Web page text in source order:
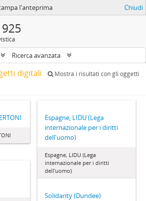
l'anteprima Chiudi
Ricerca avanzata
digitali
Mostra i risultati con gli oggetti
Espagne, LIDU (Lega
internazionale per i diritti
dell'uomo)
Espagne, LIDU (Lega
internazionale per i diritti
dell'uomo)
Solidarity (Dundee)